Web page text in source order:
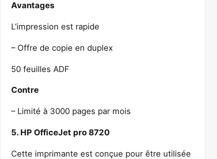
Avantages
L’impression est rapide
– Offre de copie en duplex
50 feuilles ADF
Contre
– Limité à 3000 pages par mois
5. HP OfficeJet pro 8720
Cette imprimante est conçue pour être utilisée